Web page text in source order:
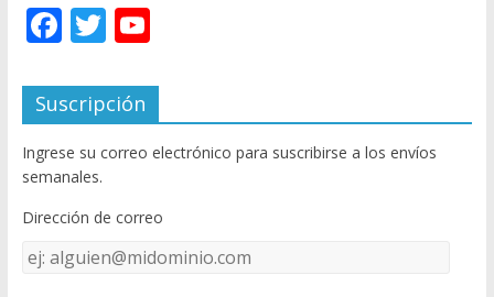
F
e
b
o
o
k
T
itt
er
Y
u
T
u
e
C
Suscripción
Ingrese su correo electrónico para suscribirse a los envíos
semanales.
Dirección de correo
Dirección
de